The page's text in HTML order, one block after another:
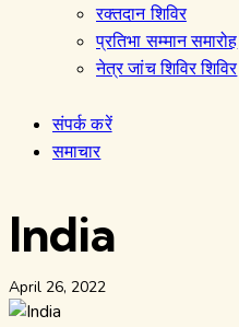
रक्तदान शिविर
प्रतिभा सम्मान समारोह
नेत्र जांच शिविर शिविर
संपर्क करें
समाचार
India
April 26, 2022